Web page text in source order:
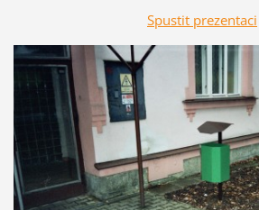
Spustit prezentaci